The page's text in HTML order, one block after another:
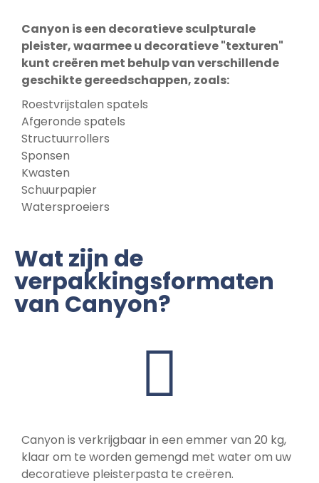
Canyon is een decoratieve sculpturale
pleister, waarmee u decoratieve "texturen"
kunt creëren met behulp van verschillende
geschikte gereedschappen, zoals:
Roestvrijstalen spatels
Afgeronde spatels
Structuurrollers
Sponsen
Kwasten
Schuurpapier
Watersproeiers
Wat zijn de
verpakkingsformaten
van Canyon?
Canyon is verkrijgbaar in een emmer van 20 kg,
klaar om te worden gemengd met water om uw
decoratieve pleisterpasta te creëren.